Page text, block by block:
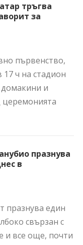
тръгва
за
първенство,
ч на стадион
домакини и
церемонията
празнува
в
празнува един
свързан с
и все още, почти